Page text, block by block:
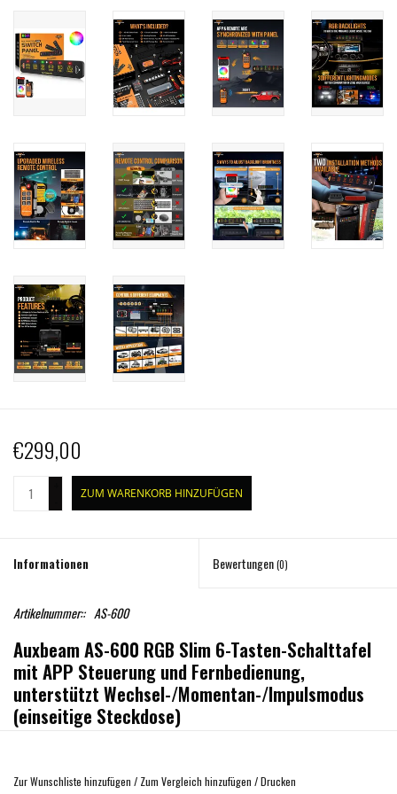
€299,00
ZUM WARENKORB HINZUFÜGEN
Informationen Bewertungen(0)
Artikelnummer:: AS-600
Auxbeam AS-600 RGB Slim 6-Tasten-Schalttafel
mit APP Steuerung und Fernbedienung,
unterstützt Wechsel-/Momentan-/Impulsmodus
(einseitige Steckdose)
✔RGB-Hintergrundbeleuchtung– Unbegrenzte Farboptionen passend zur
Zur Wunschliste hinzufügen / Zum Vergleich hinzufügen /Drucken